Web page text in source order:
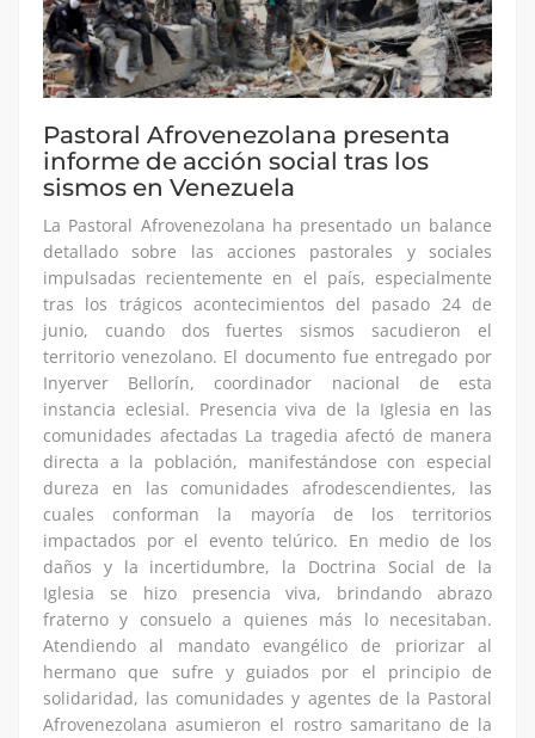
Pastoral Afrovenezolana presenta
informe de acción social tras los
sismos en Venezuela
La Pastoral Afrovenezolana ha presentado un balance
detallado sobre las acciones pastorales y sociales
impulsadas recientemente en el país, especialmente
tras los trágicos acontecimientos del pasado 24 de
junio, cuando dos fuertes sismos sacudieron el
territorio venezolano. El documento fue entregado por
Inyerver Bellorín, coordinador nacional de esta
instancia eclesial. Presencia viva de la Iglesia en las
comunidades afectadas La tragedia afectó de manera
directa a la población, manifestándose con especial
dureza en las comunidades afrodescendientes, las
cuales conforman la mayoría de los territorios
impactados por el evento telúrico. En medio de los
daños y la incertidumbre, la Doctrina Social de la
Iglesia se hizo presencia viva, brindando abrazo
fraterno y consuelo a quienes más lo necesitaban.
Atendiendo al mandato evangélico de priorizar al
hermano que sufre y guiados por el principio de
solidaridad, las comunidades y agentes de la Pastoral
Afrovenezolana asumieron el rostro samaritano de la